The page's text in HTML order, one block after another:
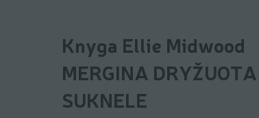
Knyga Ellie Midwood
MERGINA DRYŽUOTA
SUKNELE